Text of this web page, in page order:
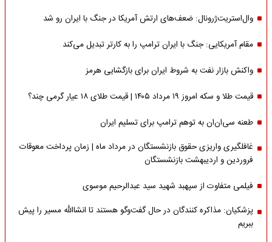
وال‌استریت‌ژرونال: ضعف‌های ارتش آمریکا در جنگ با ایران رو شد
مقام آمریکایی: جنگ با ایران ترامپ را به کارتر تبدیل می‌کند
واکنش بازار نفت به شروط ایران برای بازگشایی هرمز
قیمت طلا و سکه امروز ۱۹ مرداد ۱۴۰۵ | قیمت طلای ۱۸ عیار گرمی چند؟
طعنه سی‌ان‌ان به توهم ترامپ برای تسلیم ایران
غافلگیری واریزی حقوق بازنشستگان در مرداد ماه | زمان پرداخت معوقات
فروردین و اردیبهشت بازنشستگان
فیلمی متفاوت از سپهبد شهید سید عبدالرحیم موسوی
پزشکیان: مذاکره کنندگان در حال گفت‌وگو هستند تا انشاالله مسیر را پیش
ببریم